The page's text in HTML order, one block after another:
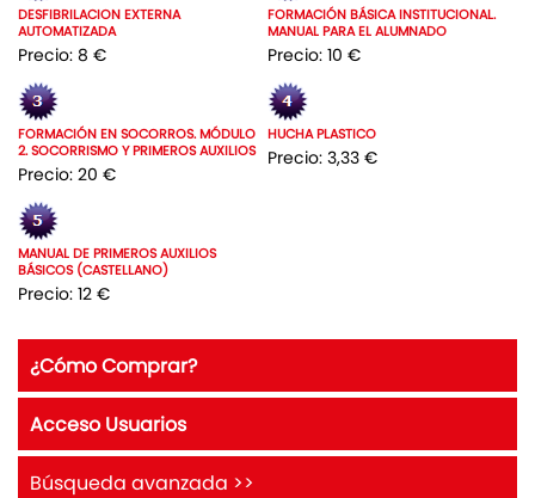
DESFIBRILACION EXTERNA
AUTOMATIZADA
Precio: 8 €
FORMACIÓN BÁSICA INSTITUCIONAL.
MANUAL PARA EL ALUMNADO
Precio: 10 €
FORMACIÓN EN SOCORROS. MÓDULO
2. SOCORRISMO Y PRIMEROS AUXILIOS
Precio: 20 €
HUCHA PLASTICO
Precio: 3,33 €
MANUAL DE PRIMEROS AUXILIOS
BÁSICOS (CASTELLANO)
Precio: 12 €
¿Cómo Comprar?
Acceso Usuarios
Búsqueda avanzada >>